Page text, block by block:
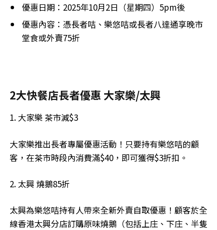
優惠日期：2025年10月2日（星期四）5pm後
優惠內容：憑長者咭、樂悠咭或長者八達通享晚市
堂食或外賣75折
2大快餐店長者優惠 大家樂/太興
1. 大家樂 茶市減$3
大家樂推出長者專屬優惠活動！只要持有樂悠咭的顧
客，在茶市時段內消費滿$40，即可獲得$3折扣。
2. 太興 燒鵝85折
太興為樂悠咭持有人帶來全新外賣自取優惠！顧客於全
線香港太興分店訂購原味燒鵝（包括上庄、下庄、半隻